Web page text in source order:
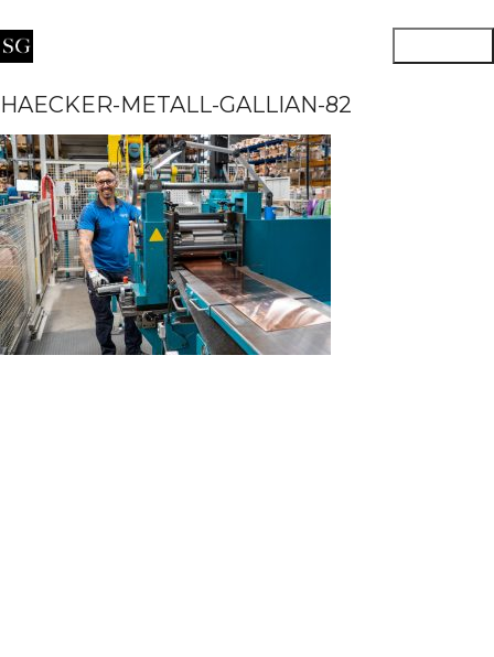
HAECKER-METALL-GALLIAN-82